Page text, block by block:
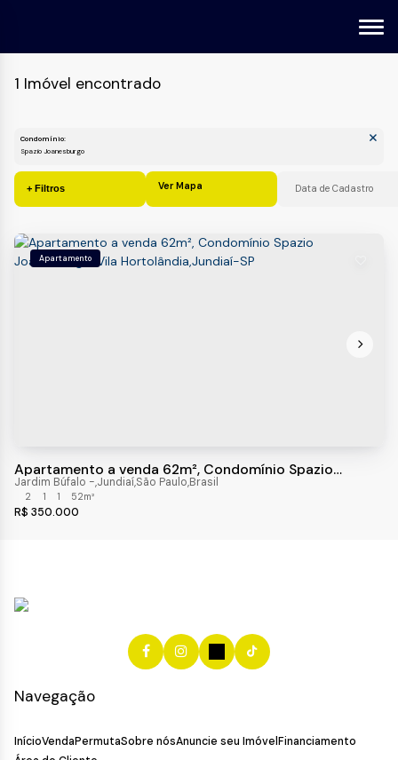
1 Imóvel encontrado
Condomínio:
Ver Mapa
Apartamento
Apartamento a venda 62m², Condomínio Spazio
Joanesburgo, Vila Hortolândia,Jundiaí-SP
R$ 350.000
Jardim Búfalo ,Jundiaí,São Paulo,Brasil
2 1 1 52m²
Navegação
InícioVendaPermutaSobre nósAnuncie seu Imóvel Financiamento